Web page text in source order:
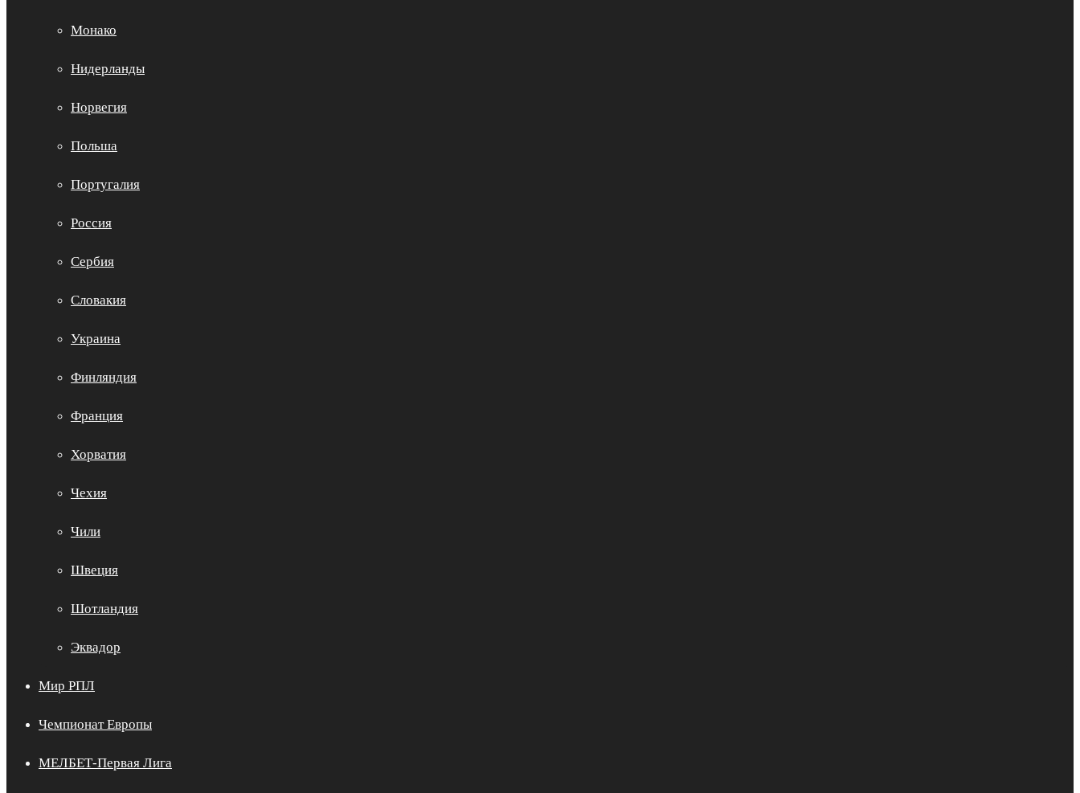
Монако
Нидерланды
Норвегия
Польша
Португалия
Россия
Сербия
Словакия
Украина
Финляндия
Франция
Хорватия
Чехия
Чили
Швеция
Шотландия
Эквадор
Мир РПЛ
Чемпионат Европы
МЕЛБЕТ-Первая Лига